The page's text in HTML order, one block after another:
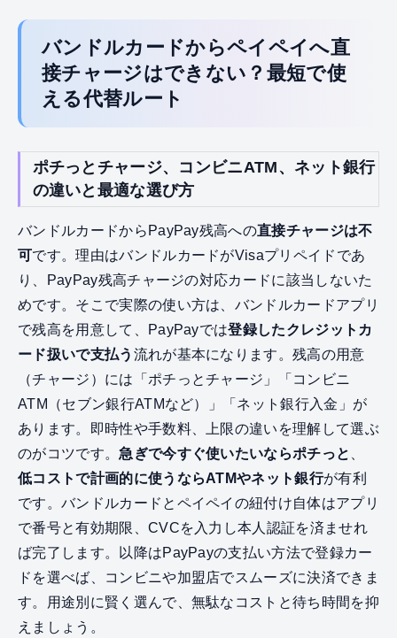
バンドルカードからペイペイへ直
接チャージはできない？最短で使
える代替ルート
ポチっとチャージ、コンビニATM、ネット銀行
の違いと最適な選び方
バンドルカードからPayPay残高への直接チャージは不
可です。理由はバンドルカードがVisaプリペイドであ
り、PayPay残高チャージの対応カードに該当しないた
めです。そこで実際の使い方は、バンドルカードアプリ
で残高を用意して、PayPayでは登録したクレジットカ
ード扱いで支払う 流れが基本になります。残高の用意
（チャージ）には「ポチっとチャージ」「コンビニ
ATM（セブン銀行ATMなど）」「ネット銀行入金」が
あります。即時性や手数料、上限の違いを理解して選ぶ
のがコツです。急ぎで今すぐ使いたいならポチっと 、
低コストで計画的に使うならATMやネット銀行が有利
です。バンドルカードとペイペイの紐付け自体はアプリ
で番号と有効期限、CVCを入力し本人認証を済ませれ
ば完了します。以降はPayPayの支払い方法で登録カー
ドを選べば、コンビニや加盟店でスムーズに決済できま
す。用途別に賢く選んで、無駄なコストと待ち時間を抑
えましょう。